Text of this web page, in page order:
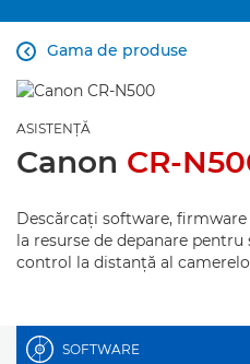
Gama de produse

ASISTENŢĂ
Canon CR-
Descărcaţi software,
la resurse de depanare
control la distanţă al
SOFTWARE